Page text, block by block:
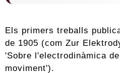
Els primers treballs
de 1905 (com Zur
'Sobre l'electrodinàmica
moviment').